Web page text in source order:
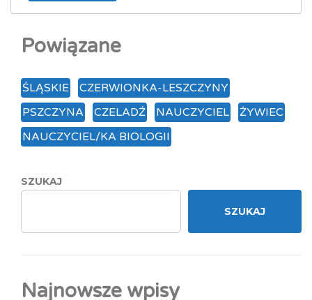
Powiązane
ŚLĄSKIE
CZERWIONKA-LESZCZYNY
PSZCZYNA
CZELADŹ NAUCZYCIEL
ŻYWIEC
NAUCZYCIEL/KA BIOLOGII
SZUKAJ
SZUKAJ
Najnowsze wpisy